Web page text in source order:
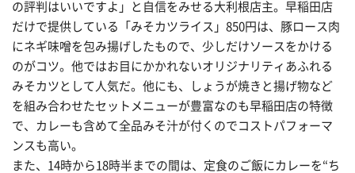
の評判はいいですよ」と自信をみせる大利根店主。早稲田店
だけで提供している「みそカツライス」850円は、豚ロース肉
にネギ味噌を包み揚げしたもので、少しだけソースをかける
のがコツ。他ではお目にかかれないオリジナリティあふれる
みそカツとして人気だ。他にも、しょうが焼きと揚げ物など
を組み合わせたセットメニューが豊富なのも早稲田店の特徴
で、カレーも含めて全品みそ汁が付くのでコストパフォーマ
ンスも高い。
また、14時から18時半までの間は、定食のご飯にカレーを“ち